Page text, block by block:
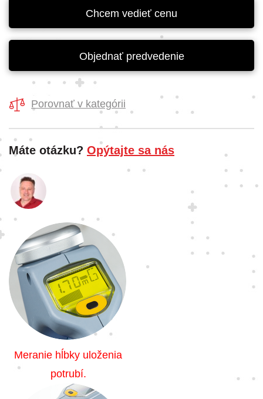
Chcem vedieť cenu
Objednať predvedenie
Porovnať v kategórii
Máte otázku? Opýtajte sa nás
Meranie hĺbky uloženia
potrubí.